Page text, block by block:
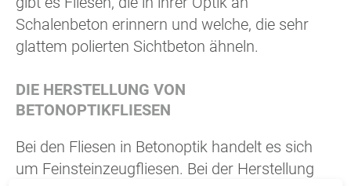
Schalenbeton erinnern und welche, die sehr
glattem polierten Sichtbeton ähneln.
DIE HERSTELLUNG VON
BETONOPTIKFLIESEN
Bei den Fliesen in Betonoptik handelt es sich
um Feinsteinzeugfliesen. Bei der Herstellung